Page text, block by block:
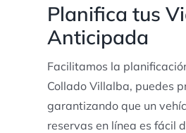
Planifica tus
Anticipada
Facilitamos la
Collado Villalba, puedes
garantizando que un
reservas en línea es fácil